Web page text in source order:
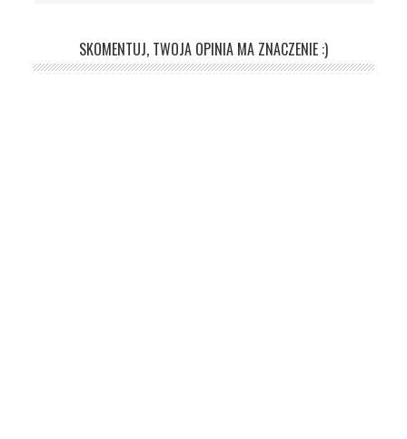
SKOMENTUJ, TWOJA OPINIA MA ZNACZENIE :)